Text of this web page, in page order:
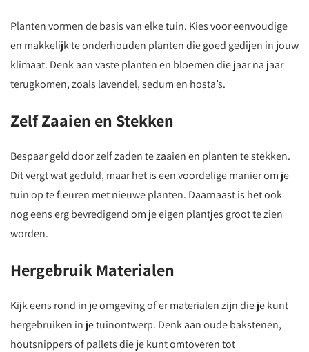
Planten vormen de basis van elke tuin. Kies voor eenvoudige
en makkelijk te onderhouden planten die goed gedijen in jouw
klimaat. Denk aan vaste planten en bloemen die jaar na jaar
terugkomen, zoals lavendel, sedum en hosta’s.
Zelf Zaaien en Stekken
Bespaar geld door zelf zaden te zaaien en planten te stekken.
Dit vergt wat geduld, maar het is een voordelige manier om je
tuin op te fleuren met nieuwe planten. Daarnaast is het ook
nog eens erg bevredigend om je eigen plantjes groot te zien
worden.
Hergebruik Materialen
Kijk eens rond in je omgeving of er materialen zijn die je kunt
hergebruiken in je tuinontwerp. Denk aan oude bakstenen,
houtsnippers of pallets die je kunt omtoveren tot